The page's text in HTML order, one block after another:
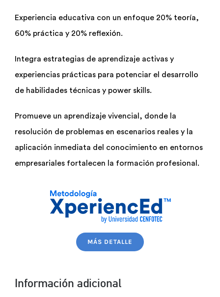
Experiencia educativa con un enfoque 20% teoría,
60% práctica y 20% reflexión.
Integra estrategias de aprendizaje activas y
experiencias prácticas para potenciar el desarrollo
de habilidades técnicas y power skills.
Promueve un aprendizaje vivencial, donde la
resolución de problemas en escenarios reales y la
aplicación inmediata del conocimiento en entornos
empresariales fortalecen la formación profesional.
MÁS DETALLE
Información adicional